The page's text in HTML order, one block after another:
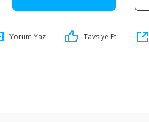
Yorum Yaz Tavsiye Et